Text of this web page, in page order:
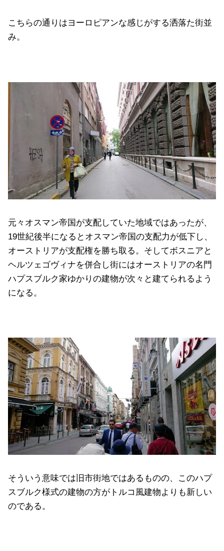
こちらの通りはヨーロピアンな感じがする洒落た街並
み。
元々オスマン帝国が支配していた地域ではあったが、
19世紀後半になるとオスマン帝国の支配力が低下し、
オーストリアが支配権を勝ち取る。そしてボスニアと
ヘルツェゴヴィナを併合し街にはオーストリアの名門
ハプスブルク家ゆかりの建物が次々と建てられるよう
になる。
そういう意味では旧市街地ではあるものの、このハプ
スブルク様式の建物の方がトルコ風建物よりも新しい
のである。